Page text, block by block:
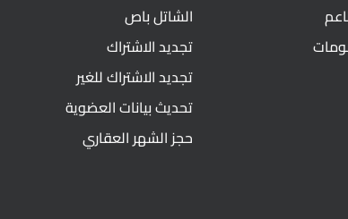
الشاتل باص
تجديد الاشتراك
تجديد الاشتراك للغير
تحديث بيانات العضوية
حجز الشهر العقاري